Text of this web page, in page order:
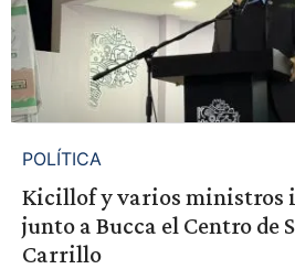
POLÍTICA
Kicillof y varios ministros
junto a Bucca el Centro de
Carrillo